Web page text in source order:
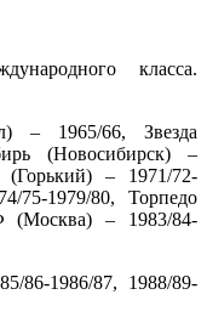
класса.
– 1965/66, Звезда
(Новосибирск) –
– 1971/72-
75-1979/80, Торпедо
(Москва) – 1983/84-
86-1986/87, 1988/89-